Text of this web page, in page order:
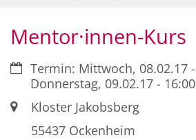
Mentor·innen-Kurs
Datum:Termin: Mittwoch, 08.02.17
Donnerstag, 09.02.17 - 16:00
Ort: Kloster Jakobsberg
55437 Ockenheim